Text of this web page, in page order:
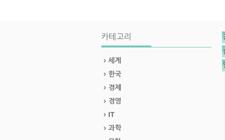
카테고리
세계
한국
경제
경영
IT
과학